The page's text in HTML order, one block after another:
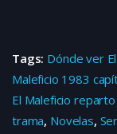
Tags: Dónde ver
Maleficio 1983
El Maleficio
trama, Novelas,